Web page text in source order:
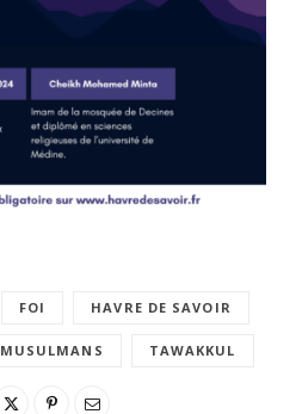
FOI HAVRE DE SAVOIR
MUSULMANS TAWAKKUL